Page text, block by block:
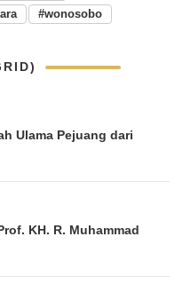
#wonosobo
Ulama Pejuang dari
KH. R. Muhammad